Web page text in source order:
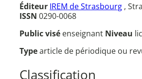
Éditeur IREM de Strasbourg ,
ISSN 0290-0068
Public visé enseignant Niveau
Typearticle de périodique ou
Classification